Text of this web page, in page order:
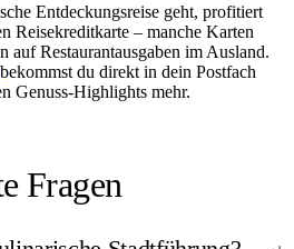
Entdeckungsreise geht, profitiert
Reisekreditkarte – manche Karten
auf Restaurantausgaben im Ausland.
du direkt in dein Postfach
Genuss-Highlights mehr.
Fragen